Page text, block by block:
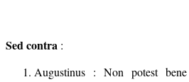
Sed contra :
Augustinus : Non potest